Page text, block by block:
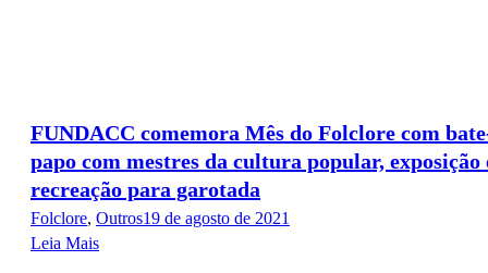
FUNDACC comemora Mês do Folclore com
papo com mestres da cultura popular, exposição
recreação para garotada
Folclore, Outros19 de agosto de 2021
Leia Mais